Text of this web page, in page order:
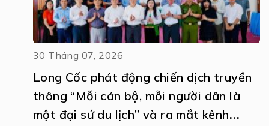
30 Tháng 07, 2026
Long Cốc phát động chiến dịch truyền
thông “Mỗi cán bộ, mỗi người dân là
một đại sứ du lịch” và ra mắt kênh